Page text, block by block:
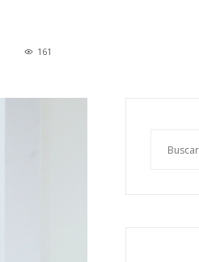
161